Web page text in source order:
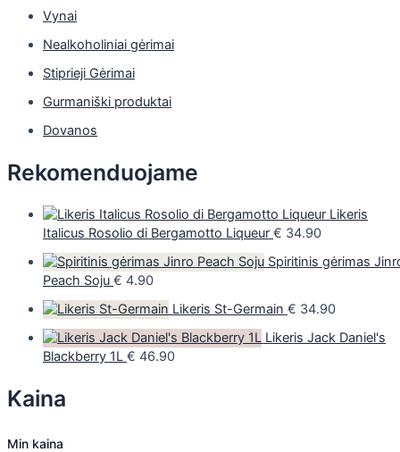
Vynai
Nealkoholiniai gėrimai
Stiprieji Gėrimai
Gurmaniški produktai
Dovanos
Rekomenduojame
Likeris
Italicus Rosolio di Bergamotto Liqueur € 34.90
Spiritinis gėrimas
Peach Soju € 4.90
Likeris St-Germain € 34.90
Likeris Jack Daniel's
Blackberry 1L € 46.90
Kaina
Min kaina